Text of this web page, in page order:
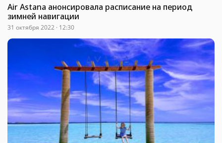
Air Astana анонсировала расписание на период
зимней навигации
31 октября 2022 · 12:30